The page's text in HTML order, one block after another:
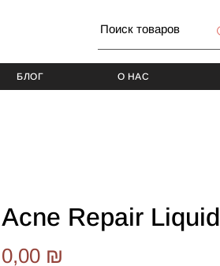
БЛОГ О НАС
Acne Repair Liquid
0,00 ₪